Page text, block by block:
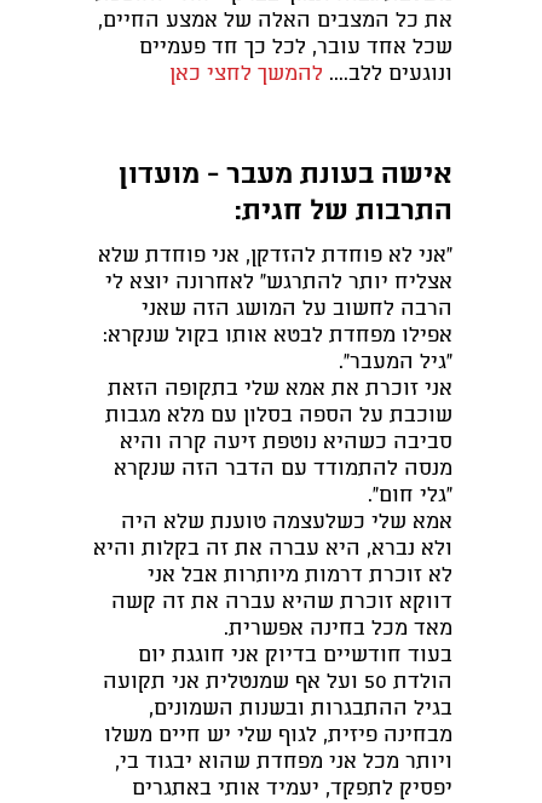
את כל המצבים האלה של אמצע החיים,
שכל אחד עובר, לכל כך חד פעמיים
ונוגעים ללב.... להמשך לחצי כאן
אישה בעונת מעבר - מועדון
התרבות של חגית:
״אני לא פוחדת להזדקן, אני פוחדת שלא
אצליח יותר להתרגש״ לאחרונה יוצא לי
הרבה לחשוב על המושג הזה שאני
אפילו מפחדת לבטא אותו בקול שנקרא:
“גיל המעבר”.
אני זוכרת את אמא שלי בתקופה הזאת
שוכבת על הספה בסלון עם מלא מגבות
סביבה כשהיא נוטפת זיעה קרה והיא
מנסה להתמודד עם הדבר הזה שנקרא
“גלי חום”.
אמא שלי כשלעצמה טוענת שלא היה
ולא נברא, היא עברה את זה בקלות והיא
לא זוכרת דרמות מיותרות אבל אני
דווקא זוכרת שהיא עברה את זה קשה
מאד מכל בחינה אפשרית.
בעוד חודשיים בדיוק אני חוגגת יום
הולדת 50 ועל אף שמנטלית אני תקועה
בגיל ההתבגרות ובשנות השמונים,
מבחינה פיזית, לגוף שלי יש חיים משלו
ויותר מכל אני מפחדת שהוא יבגוד בי,
יפסיק לתפקד, יעמיד אותי באתגרים